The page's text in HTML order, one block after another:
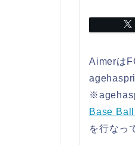
Aimerは
Base
を行なっ